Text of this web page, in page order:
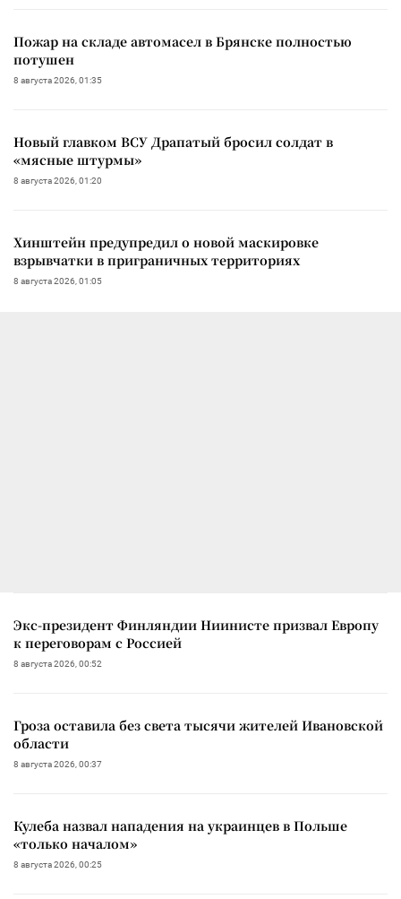
Пожар на складе автомасел в Брянске полностью
потушен
8 августа 2026, 01:35
Новый главком ВСУ Драпатый бросил солдат в
«мясные штурмы»
8 августа 2026, 01:20
Хинштейн предупредил о новой маскировке
взрывчатки в приграничных территориях
8 августа 2026, 01:05
Экс-президент Финляндии Ниинисте призвал Европу
к переговорам с Россией
8 августа 2026, 00:52
Гроза оставила без света тысячи жителей Ивановской
области
8 августа 2026, 00:37
Кулеба назвал нападения на украинцев в Польше
«только началом»
8 августа 2026, 00:25